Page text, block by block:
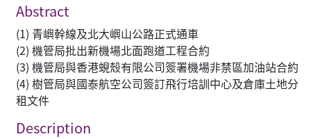
Abstract
(1) 青嶼幹線及北大嶼山公路正式通車
(2) 機管局批出新機場北面跑道工程合約
(3) 機管局與香港蜆殼有限公司簽署機場非禁區加油站合約
(4) 樹管局與國泰航空公司簽訂飛行培訓中心及倉庫土地分
租文件
Description